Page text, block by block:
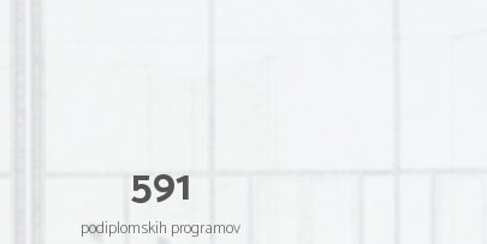
591
podiplomskih programov